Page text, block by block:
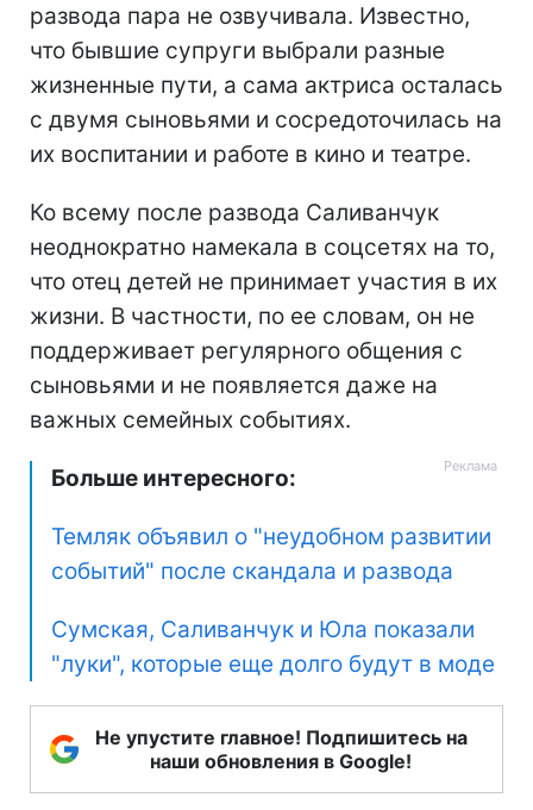
развода пара не озвучивала. Известно,
что бывшие супруги выбрали разные
жизненные пути, а сама актриса осталась
с двумя сыновьями и сосредоточилась на
их воспитании и работе в кино и театре.
Ко всему после развода Саливанчук
неоднократно намекала в соцсетях на то,
что отец детей не принимает участия в их
жизни. В частности, по ее словам, он не
поддерживает регулярного общения с
сыновьями и не появляется даже на
важных семейных событиях.
Больше интересного:
Темляк объявил о "неудобном развитии
событий" после скандала и развода
Сумская, Саливанчук и Юла показали
"луки", которые еще долго будут в моде
Не упустите главное! Подпишитесь на
наши обновления в Google!